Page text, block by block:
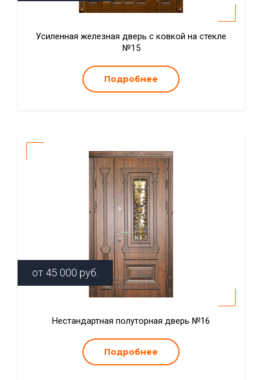
Усиленная железная дверь с ковкой на стекле
№15
Подробнее
от 45 000 руб.
Нестандартная полуторная дверь №16
Подробнее